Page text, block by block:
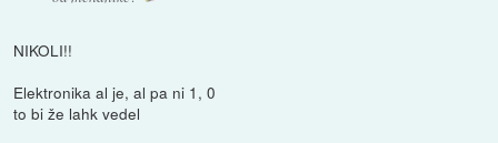
NIKOLI!!
Elektronika al je, al pa ni 1, 0
to bi že lahk vedel